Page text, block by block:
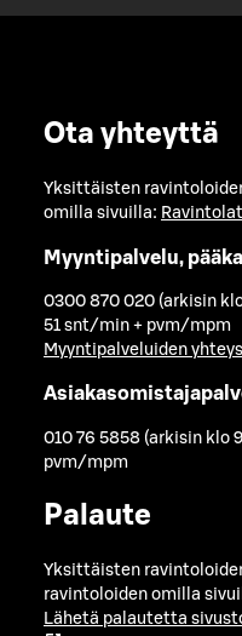
Ota yhteyttä
Yksittäisten
omilla sivuilla: Ravintolat
Myyntipalvelu,
0300 870 020 (arkisin
51 snt/min + pvm/mpm
Myyntipalveluiden
010 76 5858 (arkisin klo
pvm/mpm
Palaute
Yksittäisten
ravintoloiden omilla
Lähetä palautetta